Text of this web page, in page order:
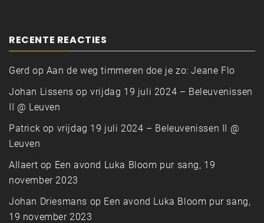
RECENTE REACTIES
Gerd op Aan de weg timmeren doe je zo: Jeane Flo
Johan Lissens opvrijdag 19 juli 2024 – Beleuvenissen
II @ Leuven
Patrick op vrijdag 19 juli 2024 – Beleuvenissen II @
Leuven
Allaert op Een avond Luka Bloom pur sang, 19
november 2023
Johan Driesmans op Een avond Luka Bloom pur sang,
19 november 2023